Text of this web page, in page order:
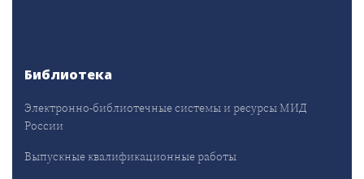
Библиотека
Электронно-библиотечные системы и ресурсы МИД
России
Выпускные квалификационные работы